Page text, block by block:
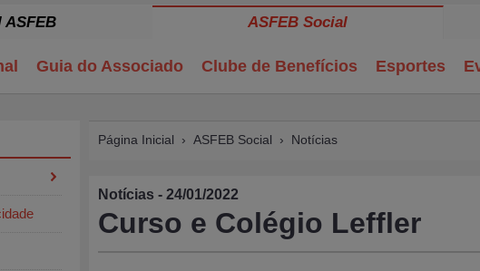
ASFEB ASFEB Social
Guia do Associado Clube de Benefícios Esportes
Página Inicial › ASFEB Social › Notícias
Notícias - 24/01/2022
Curso e Colégio Leffler